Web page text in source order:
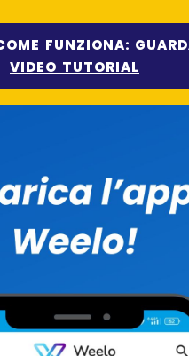
FUNZIONA:
VIDEO TUTORIAL